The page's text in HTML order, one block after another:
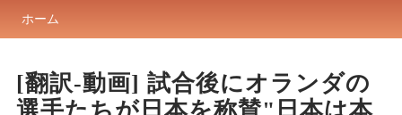
ホーム
[翻訳-動画] 試合後にオランダの